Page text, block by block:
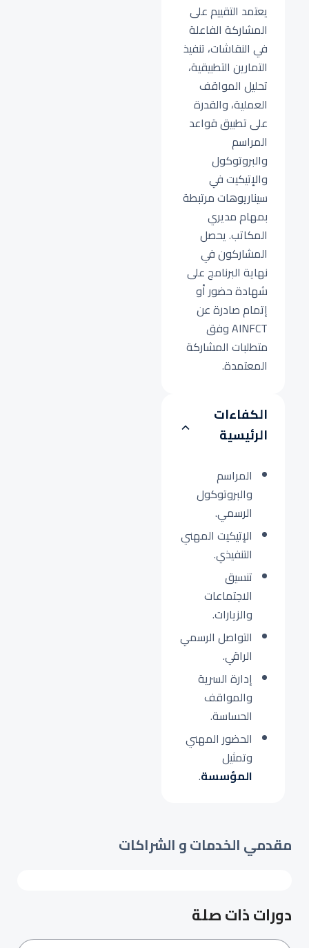
يعتمد التقييم على
المشاركة الفاعلة
في النقاشات، تنفيذ
التمارين التطبيقية،
تحليل المواقف
العملية، والقدرة
على تطبيق قواعد
المراسم
والبروتوكول
والإتيكيت في
سيناريوهات مرتبطة
بمهام مديري
المكاتب. يحصل
المشاركون في
نهاية البرنامج على
شهادة حضور أو
إتمام صادرة عن
AINFCT وفق
متطلبات المشاركة
المعتمدة.
الكفاءات
الرئيسية
المراسم
والبروتوكول
الرسمي.
الإتيكيت المهني
التنفيذي.
تنسيق
الاجتماعات
والزيارات.
التواصل الرسمي
الراقي.
إدارة السرية
والمواقف
الحساسة.
الحضور المهني
وتمثيل
المؤسسة.
مقدمي الخدمات و الشراكات
دورات ذات صلة